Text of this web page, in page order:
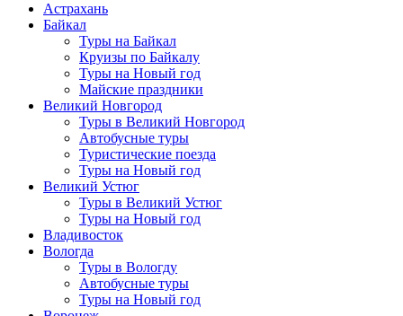
Астрахань
Байкал
Туры на Байкал
Круизы по Байкалу
Туры на Новый год
Майские праздники
Великий Новгород
Туры в Великий Новгород
Автобусные туры
Туристические поезда
Туры на Новый год
Великий Устюг
Туры в Великий Устюг
Туры на Новый год
Владивосток
Вологда
Туры в Вологду
Автобусные туры
Туры на Новый год